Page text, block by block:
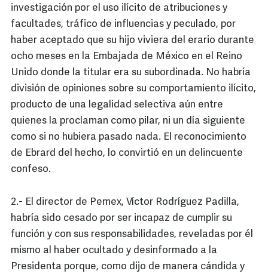
investigación por el uso ilícito de atribuciones y
facultades, tráfico de influencias y peculado, por
haber aceptado que su hijo viviera del erario durante
ocho meses en la Embajada de México en el Reino
Unido donde la titular era su subordinada. No habría
división de opiniones sobre su comportamiento ilícito,
producto de una legalidad selectiva aún entre
quienes la proclaman como pilar, ni un día siguiente
como si no hubiera pasado nada. El reconocimiento
de Ebrard del hecho, lo convirtió en un delincuente
confeso.
2.- El director de Pemex, Víctor Rodríguez Padilla,
habría sido cesado por ser incapaz de cumplir su
función y con sus responsabilidades, reveladas por él
mismo al haber ocultado y desinformado a la
Presidenta porque, como dijo de manera cándida y